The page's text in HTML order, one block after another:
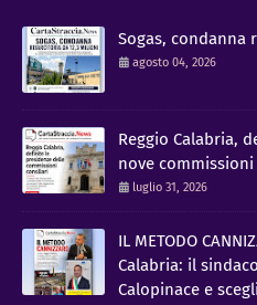
Sogas, condanna
agosto 04, 2026
Reggio Calabria,
nove
luglio 31, 2026
IL METODO
Calabria: il
Calopinace e